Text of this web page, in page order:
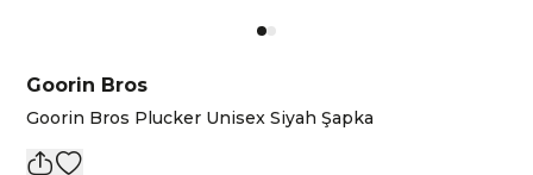
Goorin Bros
Goorin Bros Plucker Unisex Siyah Şapka